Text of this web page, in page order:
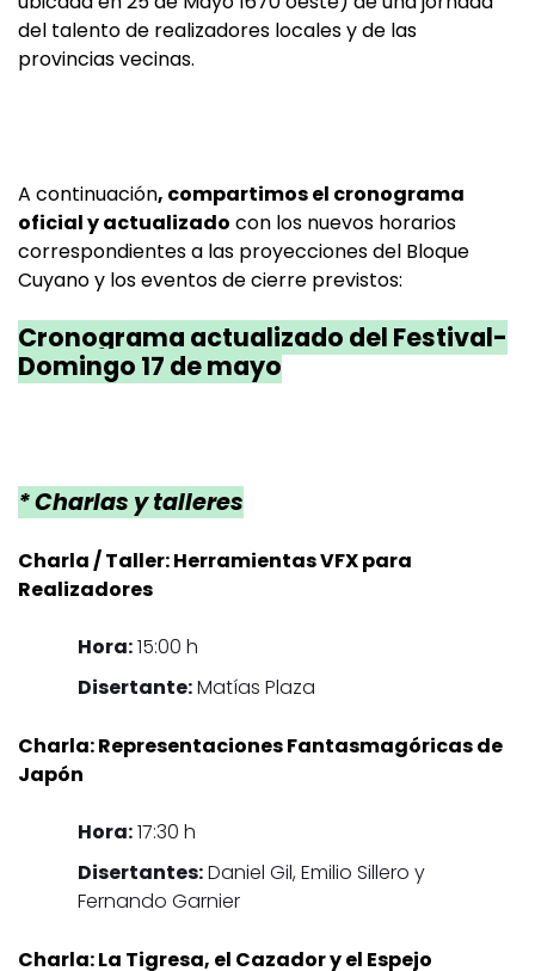
del talento de realizadores locales y de las
provincias vecinas.
A continuación, compartimos el cronograma
oficial y actualizado con los nuevos horarios
correspondientes a las proyecciones del Bloque
Cuyano y los eventos de cierre previstos:
Cronograma actualizado del Festival-
Domingo 17 de mayo
* Charlas y talleres
Charla / Taller: Herramientas VFX para
Realizadores
Hora:15:00 h
Disertante:Matías Plaza
Charla: Representaciones Fantasmagóricas de
Japón
Hora:17:30 h
Disertantes:Daniel Gil, Emilio Sillero y
Fernando Garnier
Charla: La Tigresa, el Cazador y el Espejo